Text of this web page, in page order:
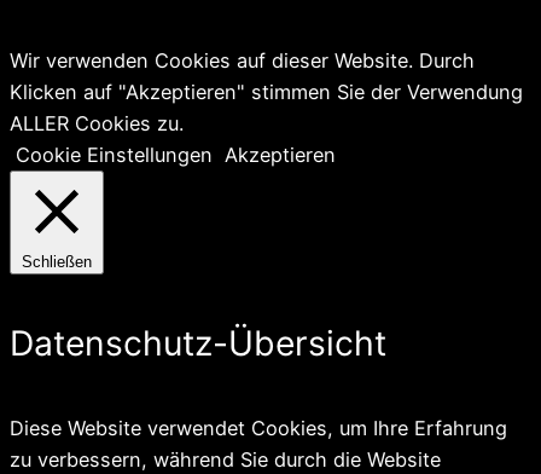
Wir verwenden Cookies auf dieser Website. Durch
Klicken auf "Akzeptieren" stimmen Sie der Verwendung
ALLER Cookies zu.
Cookie Einstellungen Akzeptieren
Schließen
Datenschutz-Übersicht
Diese Website verwendet Cookies, um Ihre Erfahrung
zu verbessern, während Sie durch die Website